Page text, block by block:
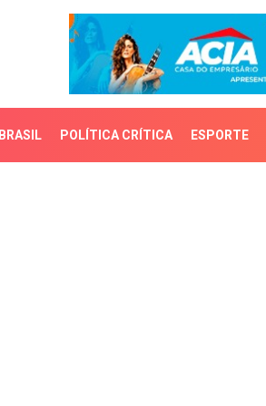
BRASIL POLÍTICA CRÍTICA ESPORTE